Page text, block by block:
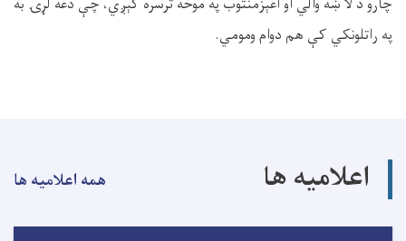
په راتلونکي کې هم دوام ومومي.
اعلامیه ها همه اعلامیه ها